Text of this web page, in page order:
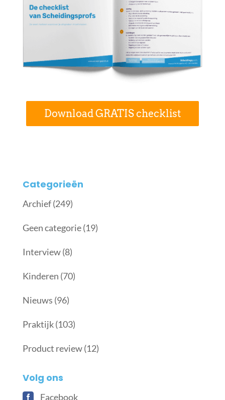
Download GRATIS checklist
Categorieën
Archief(249)
Geen categorie(19)
Interview(8)
Kinderen (70)
Nieuws (96)
Praktijk(103)
Product review(12)
Volg ons
Facebook